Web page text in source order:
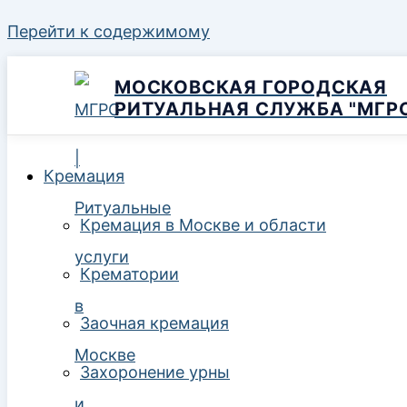
Перейти к содержимому
МОСКОВСКАЯ ГОРОДСКАЯ
РИТУАЛЬНАЯ СЛУЖБА
Кремация
Кремация в Москве и области
Крематории
Заочная кремация
Захоронение урны